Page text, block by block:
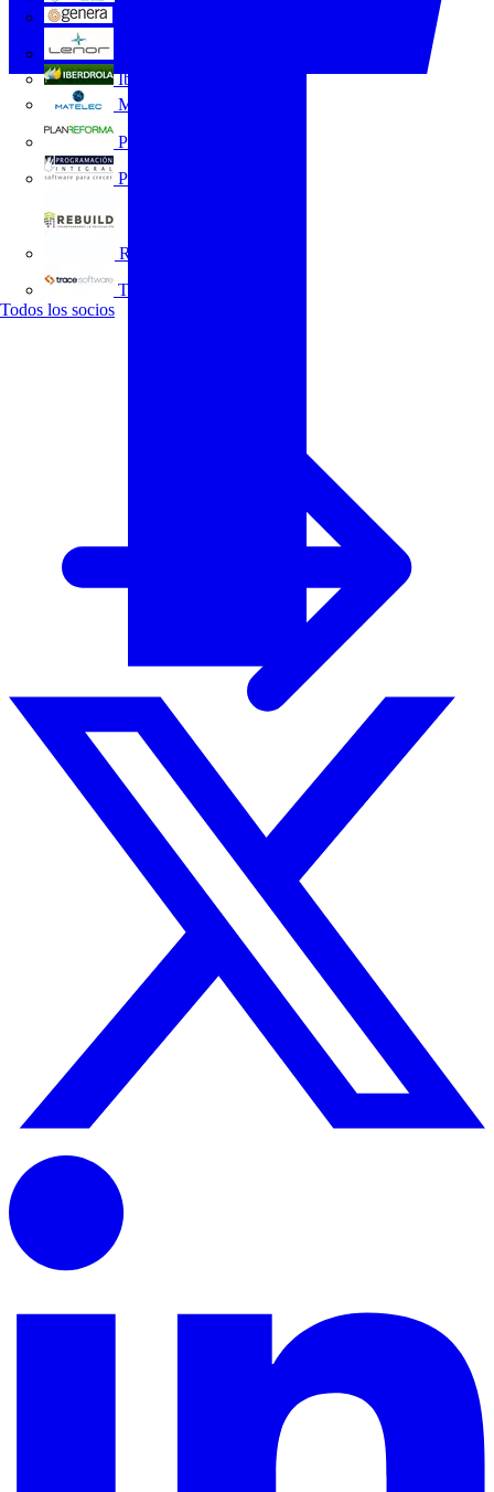
Iberdrola
MATELEC
Plan Reforma
Programación Integral
REBUILD
Trace Software
Todos los socios